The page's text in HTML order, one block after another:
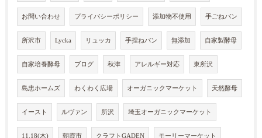
お問い合わせ プライバシーポリシー 添加物不使用 手ごねパン
所沢市 Lycka リュッカ 手捏ねパン 無添加 自家製酵母
自家培養酵母 ブログ 秋津 アレルギー対応 東所沢
島忠ホームズ わくわく広場 オーガニックマーケット 天然酵母
イースト ルヴァン 所沢 埼玉オーガニックマーケット
11.18(木) 朝霞市 クラフトGADEN モーリーマーケット